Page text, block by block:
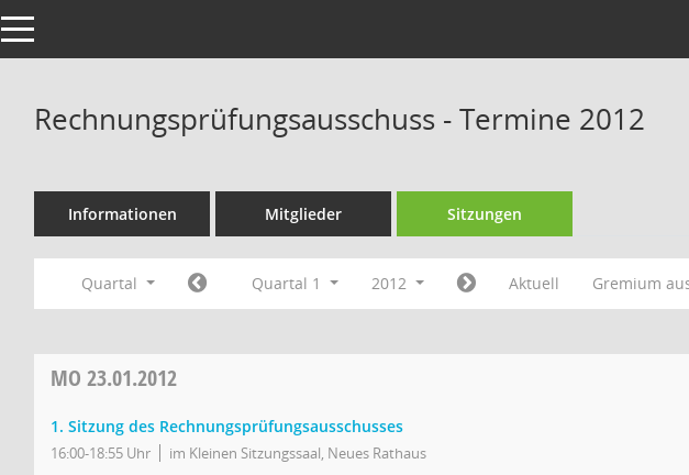
Toggle navigation
Rechnungsprüfungsausschuss - Termine 2012
Informationen Mitglieder Sitzungen
Quartal Quartal 1 2012 Aktuell Gremium
MO 23.01.2012
1. Sitzung des Rechnungsprüfungsausschusses
16:00-18:55 Uhr im Kleinen Sitzungssaal, Neues Rathaus